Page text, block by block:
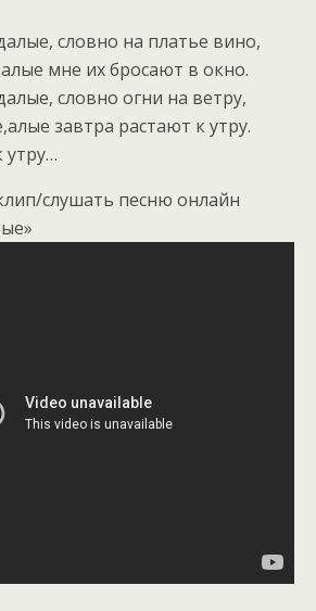
словно на платье вино,
мне их бросают в окно.
словно огни на ветру,
завтра растают к утру.
утру…
слушать песню онлайн